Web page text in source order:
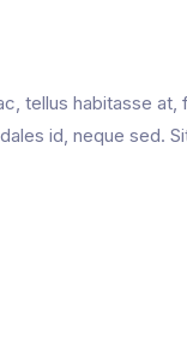
tellus habitasse
id, neque sed.